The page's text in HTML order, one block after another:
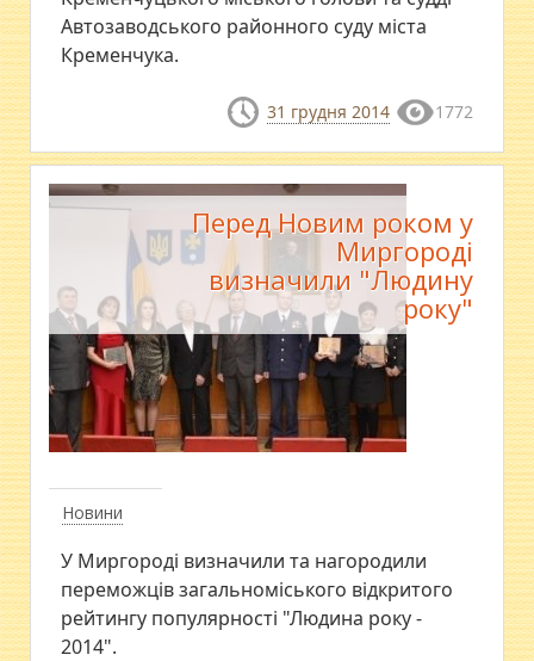
Автозаводського районного суду міста
Кременчука.
31 грудня 2014 1772
Новини
Перед Новим роком у
Миргороді
визначили "Людину
року"
У Миргороді визначили та нагородили
переможців загальноміського відкритого
рейтингу популярності "Людина року -
2014".